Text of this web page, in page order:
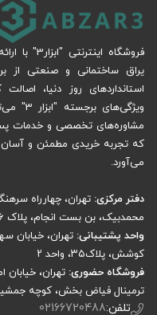
فروشگاه
یراق ساختمانی و صنعتی از
استانداردهای روز دنیا،
مشاوره‌های تخصصی و خدمات
که تجربه خریدی مطمئن و آسان
می‌آورد.
دفتر مرکزی: تهران، چهارراه
محمدبیک، بن بست انجام، پلاک 6
واحد پشتیبانی: تهران، خیابان
کوشش، پلاک۳۵، واحد ۲
فروشگاه حضوری: تهران، خیابان
ترمینال فیاض بخش، کوچه
تلفن:02166720488